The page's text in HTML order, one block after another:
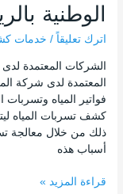
الوطنية
اترك تعليقاً / خدمات
الشركات المعتمدة
المعتمدة لدى شركة
فواتير المياه
كشف تسربات المياه
ذلك من خلال معالجة
أسباب هذه
قراءة المزيد »